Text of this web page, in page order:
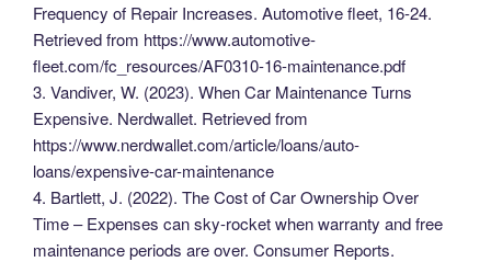
Frequency of Repair Increases. Automotive fleet, 16-24.
Retrieved from https://www.automotive-
fleet.com/fc_resources/AF0310-16-maintenance.pdf
3. Vandiver, W. (2023). When Car Maintenance Turns
Expensive. Nerdwallet. Retrieved from
https://www.nerdwallet.com/article/loans/auto-
loans/expensive-car-maintenance
4. Bartlett, J. (2022). The Cost of Car Ownership Over
Time – Expenses can sky-rocket when warranty and free
maintenance periods are over. Consumer Reports.